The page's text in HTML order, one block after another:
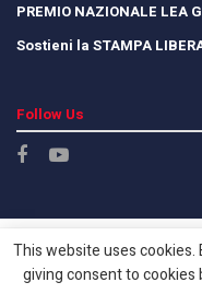
PREMIO NAZIONALE LEA
Sostieni la STAMPA
Follow Us
This website uses
giving consent to cookies